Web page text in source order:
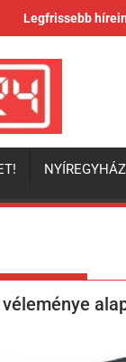
Legfrissebb